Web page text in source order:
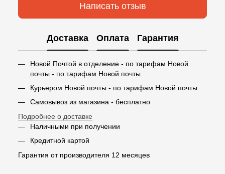
Написать отзыв
Доставка Оплата Гарантия
Новой Почтой в отделение - по тарифам Новой
почты - по тарифам Новой почты
Курьером Новой почты - по тарифам Новой почты
Самовывоз из магазина - бесплатно
Подробнее о доставке
Наличными при получении
Кредитной картой
Гарантия от производителя 12 месяцев